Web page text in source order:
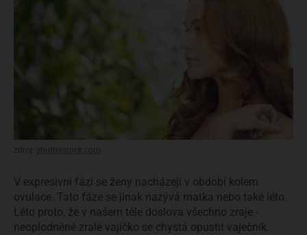
V expresivní fázi se ženy nacházejí v období kolem
ovulace. Tato fáze se jinak nazývá matka nebo také léto.
Léto proto, že v našem těle doslova všechno zraje -
neoplodněné zralé vajíčko se chystá opustit vaječník.